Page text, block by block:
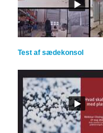
Test af sædekonsol